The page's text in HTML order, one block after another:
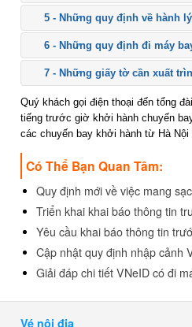
5 - Những quy định về hành lý
6 - Những quy định đi máy
7 - Những giấy tờ cần xuất
Quý khách gọi điện thoại đến tổng đài
tiếng trước giờ khởi hành chuyến
các chuyến bay khởi hành từ Hà Nội
Có Thể Bạn Quan Tâm:
Quy định mới về việc mang
Triển khai khai báo thông tin
Yêu cầu khai báo thông tin
Cập nhật quy định nhập cảnh
Giải đáp chi tiết VNeID có đi
Vé nội địa